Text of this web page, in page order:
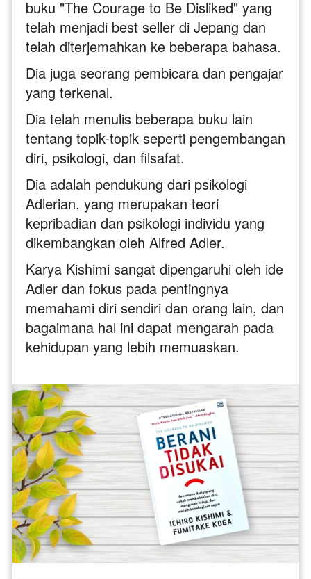
buku "The Courage to Be Disliked" yang
telah menjadi best seller di Jepang dan
telah diterjemahkan ke beberapa bahasa.
Dia juga seorang pembicara dan pengajar
yang terkenal.
Dia telah menulis beberapa buku lain
tentang topik-topik seperti pengembangan
diri, psikologi, dan filsafat.
Dia adalah pendukung dari psikologi
Adlerian, yang merupakan teori
kepribadian dan psikologi individu yang
dikembangkan oleh Alfred Adler.
Karya Kishimi sangat dipengaruhi oleh ide
Adler dan fokus pada pentingnya
memahami diri sendiri dan orang lain, dan
bagaimana hal ini dapat mengarah pada
kehidupan yang lebih memuaskan.